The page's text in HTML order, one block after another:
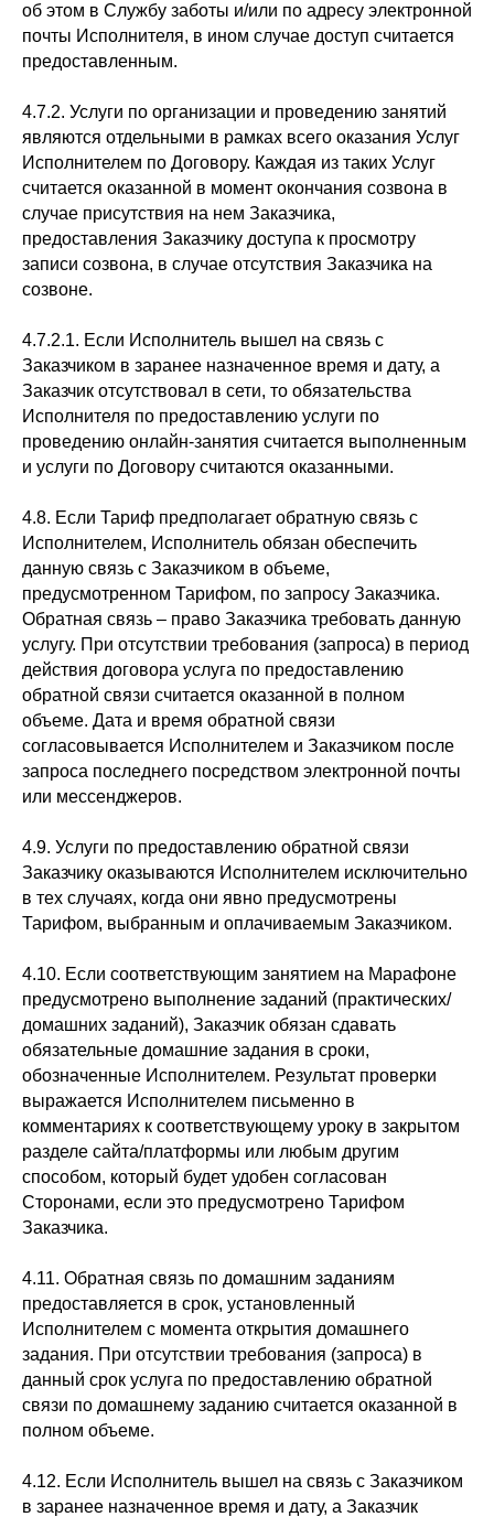
об этом в Службу заботы и/или по адресу электронной
почты Исполнителя, в ином случае доступ считается
предоставленным.
4.7.2. Услуги по организации и проведению занятий
являются отдельными в рамках всего оказания Услуг
Исполнителем по Договору. Каждая из таких Услуг
считается оказанной в момент окончания созвона в
случае присутствия на нем Заказчика,
предоставления Заказчику доступа к просмотру
записи созвона, в случае отсутствия Заказчика на
созвоне.
4.7.2.1. Если Исполнитель вышел на связь с
Заказчиком в заранее назначенное время и дату, а
Заказчик отсутствовал в сети, то обязательства
Исполнителя по предоставлению услуги по
проведению онлайн-занятия считается выполненным
и услуги по Договору считаются оказанными.
4.8. Если Тариф предполагает обратную связь с
Исполнителем, Исполнитель обязан обеспечить
данную связь с Заказчиком в объеме,
предусмотренном Тарифом, по запросу Заказчика.
Обратная связь – право Заказчика требовать данную
услугу. При отсутствии требования (запроса) в период
действия договора услуга по предоставлению
обратной связи считается оказанной в полном
объеме. Дата и время обратной связи
согласовывается Исполнителем и Заказчиком после
запроса последнего посредством электронной почты
или мессенджеров.
4.9. Услуги по предоставлению обратной связи
Заказчику оказываются Исполнителем исключительно
в тех случаях, когда они явно предусмотрены
Тарифом, выбранным и оплачиваемым Заказчиком.
4.10. Если соответствующим занятием на Марафоне
предусмотрено выполнение заданий (практических/
домашних заданий), Заказчик обязан сдавать
обязательные домашние задания в сроки,
обозначенные Исполнителем. Результат проверки
выражается Исполнителем письменно в
комментариях к соответствующему уроку в закрытом
разделе сайта/платформы или любым другим
способом, который будет удобен согласован
Сторонами, если это предусмотрено Тарифом
Заказчика.
4.11. Обратная связь по домашним заданиям
предоставляется в срок, установленный
Исполнителем с момента открытия домашнего
задания. При отсутствии требования (запроса) в
данный срок услуга по предоставлению обратной
связи по домашнему заданию считается оказанной в
полном объеме.
4.12. Если Исполнитель вышел на связь с Заказчиком
в заранее назначенное время и дату, а Заказчик